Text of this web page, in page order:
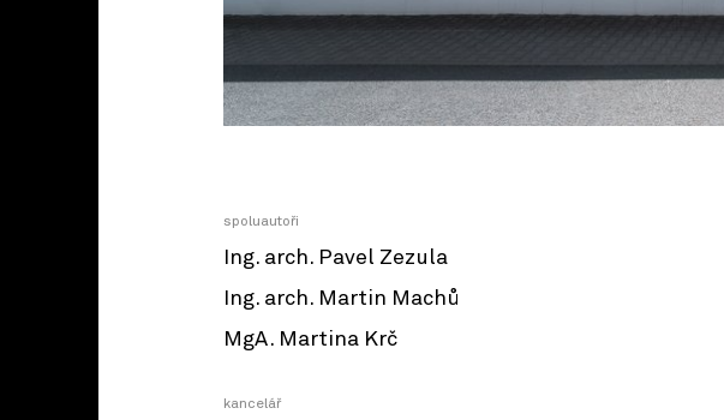
spoluautoři
Ing. arch. Pavel Zezula
Ing. arch. Martin Machů
MgA. Martina Krč
kancelář